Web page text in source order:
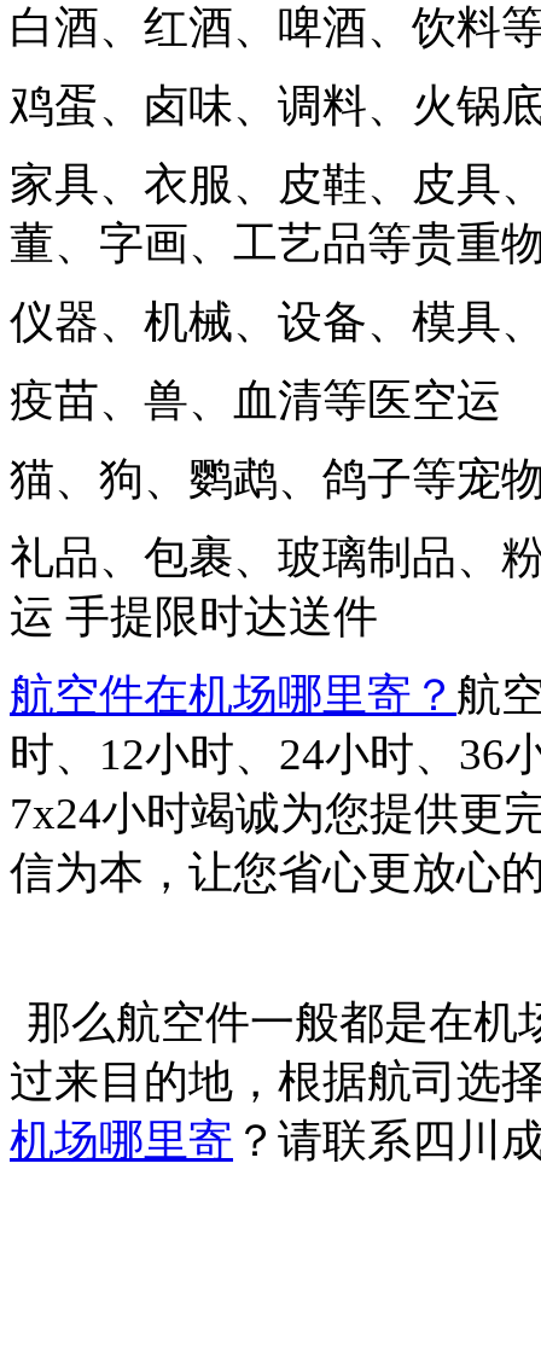
白酒、红酒、啤酒、饮料
鸡蛋、卤味、调料、火锅
家具、衣服、皮鞋、皮具
董、字画、工艺品等贵重
仪器、机械、设备、模具
疫苗、兽、血清等医空运
猫、狗、鹦鹉、鸽子等宠
礼品、包裹、玻璃制品、
运 手提限时达送件
航空件在机场哪里寄 ？ 航
时、12小时、24小时、36
7x24小时竭诚为您提供更
信为本，让您省心更放心
那么航空件一般都是在机
过来目的地，根据航司选
机场哪里寄 ？请联系四川